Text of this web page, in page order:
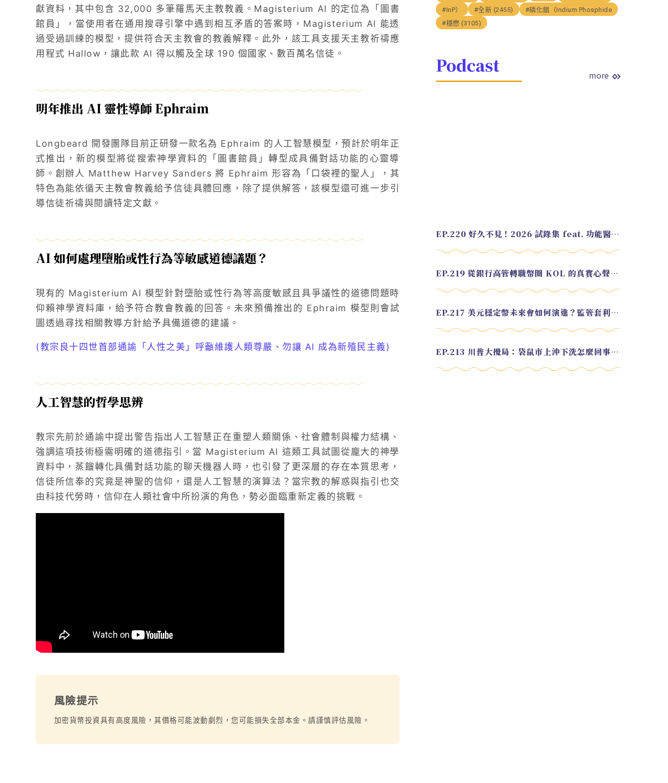
獻資料，其中包含 32,000 多筆羅馬天主教教義。Magisterium AI 的定位為「圖書
館員」，當使用者在通用搜尋引擎中遇到相互矛盾的答案時，Magisterium AI 能透
過受過訓練的模型，提供符合天主教會的教義解釋。此外，該工具支援天主教祈禱應
用程式 Hallow，讓此款 AI 得以觸及全球 190 個國家、數百萬名信徒。
明年推出 AI 靈性導師 Ephraim
Longbeard 開發團隊目前正研發一款名為 Ephraim 的人工智慧模型，預計於明年正
式推出，新的模型將從搜索神學資料的「圖書館員」轉型成具備對話功能的心靈導
師。創辦人 Matthew Harvey Sanders 將 Ephraim 形容為「口袋裡的聖人」，其
特色為能依循天主教會教義給予信徒具體回應，除了提供解答，該模型還可進一步引
導信徒祈禱與閱讀特定文獻。
AI 如何處理墮胎或性行為等敏感道德議題？
現有的 Magisterium AI 模型針對墮胎或性行為等高度敏感且具爭議性的道德問題時
仰賴神學資料庫，給予符合教會教義的回答。未來預備推出的 Ephraim 模型則會試
圖透過尋找相關教導方針給予具備道德的建議。
(教宗良十四世首部通諭「人性之美」呼籲維護人類尊嚴、勿讓 AI 成為新殖民主義)
人工智慧的哲學思辨
教宗先前於通諭中提出警告指出人工智慧正在重塑人類關係、社會體制與權力結構、
強調這項技術極需明確的道德指引。當 Magisterium AI 這類工具試圖從龐大的神學
資料中，蒸餾轉化具備對話功能的聊天機器人時，也引發了更深層的存在本質思考，
信徒所信奉的究竟是神聖的信仰，還是人工智慧的演算法？當宗教的解惑與指引也交
由科技代勞時，信仰在人類社會中所扮演的角色，勢必面臨重新定義的挑戰。
風險提示
加密貨幣投資具有高度風險，其價格可能波動劇烈，您可能損失全部本金。請謹慎評估風險。
#InP）
#全新 (2455)
#磷化銦（Indium Phosphide
#穩懋 (3105)
Podcast more
EP.220 好久不見！2026 試錄集 feat. 功能醫學營養師 美寶
EP.219 從銀行高管轉職幣圈 KOL 的真實心聲 feat.龜大
EP.217 美元穩定幣未來會如何演進？監管套利終將收斂？feat. 研究員 余哲安
EP.213 川普大攪局：袋鼠市上沖下洗怎麼回事？feat. Alvin